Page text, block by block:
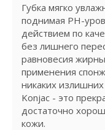
Губка мягко
поднимая PH-
действием по
без лишнего
равновесия
применения
никаких
Konjac - это
достаточно
кожи.